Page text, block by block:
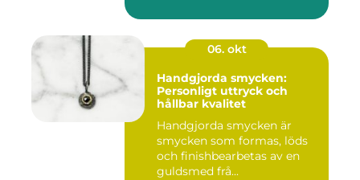
06. okt
Handgjorda smycken:
Personligt uttryck och
hållbar kvalitet
Handgjorda smycken är
smycken som formas, löds
och finishbearbetas av en
guldsmed frå...